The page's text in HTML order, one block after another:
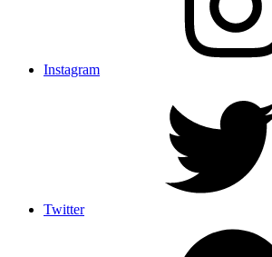
Instagram
Twitter